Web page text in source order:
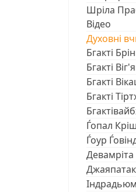
Шріла
Відео
Духовні
Бгакті
Бгакті
Бгакті
Бгакті
Ѓопал
Ѓоур
Девамріта